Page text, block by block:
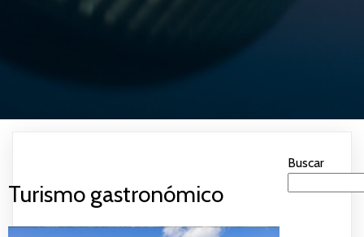
Turismo gastronómico
Buscar